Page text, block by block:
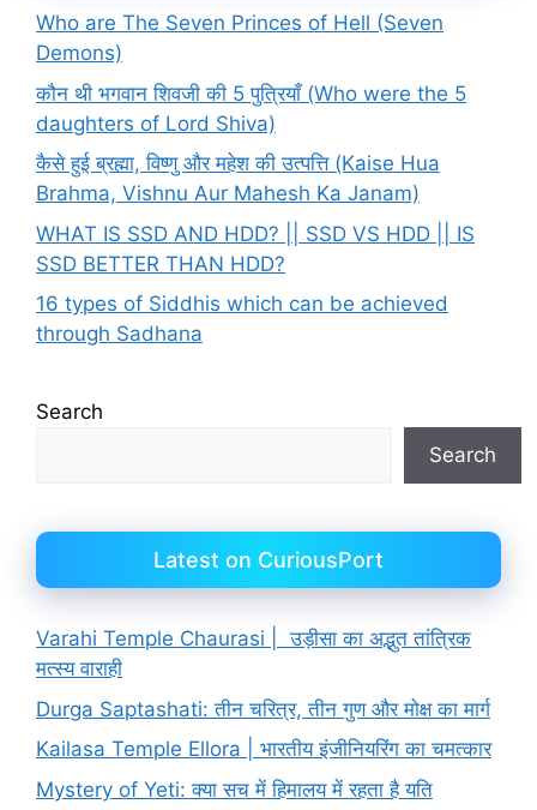
Who are The Seven Princes of Hell (Seven
Demons)
कौन थी भगवान शिवजी की 5 पुत्रियाँ (Who were the 5
daughters of Lord Shiva)
कैसे हुई ब्रह्मा, विष्णु और महेश की उत्पत्ति (Kaise Hua
Brahma, Vishnu Aur Mahesh Ka Janam)
WHAT IS SSD AND HDD? || SSD VS HDD || IS
SSD BETTER THAN HDD?
16 types of Siddhis which can be achieved
through Sadhana
Search
Search
Latest on CuriousPort
Varahi Temple Chaurasi | उड़ीसा का अद्भुत तांत्रिक
मत्स्य वाराही
Durga Saptashati: तीन चरित्र, तीन गुण और मोक्ष का मार्ग
Kailasa Temple Ellora | भारतीय इंजीनियरिंग का चमत्कार
Mystery of Yeti: क्या सच में हिमालय में रहता है यति